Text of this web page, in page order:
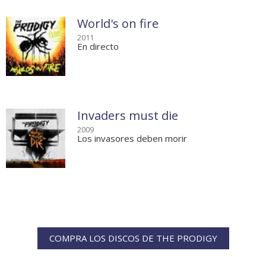
World's on fire
2011
En directo
Invaders must die
2009
Los invasores deben morir
COMPRA LOS DISCOS DE THE PRODIGY